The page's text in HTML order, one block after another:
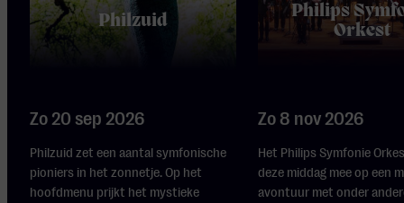
Philzuid
Zo 20 sep 2026
Philzuid zet een aantal symfonische
pioniers in het zonnetje. Op het
hoofdmenu prijkt het mystieke
Philips
Orkest
Zo 8 nov 2026
Het Philips Symfonie
deze middag mee op een
avontuur met onder